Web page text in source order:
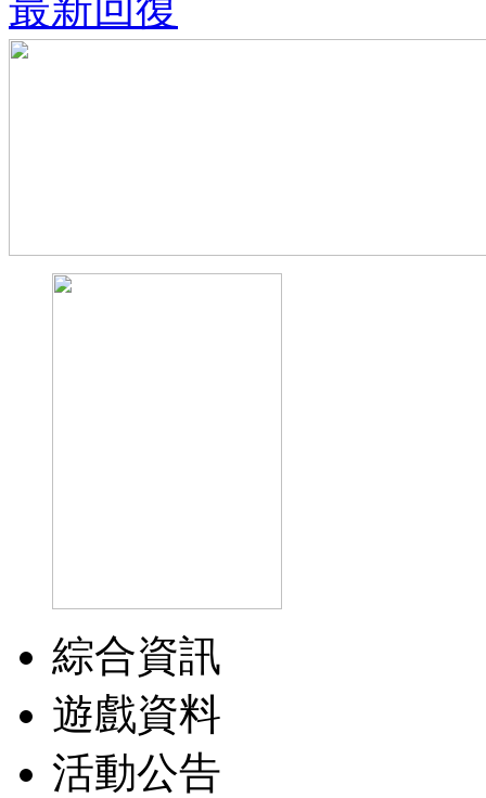
綜合資訊
遊戲資料
活動公告